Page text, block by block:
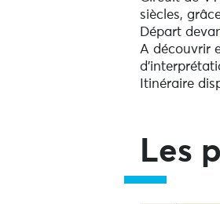
siècles,
Départ
A découvrir
Itinéraire
Les